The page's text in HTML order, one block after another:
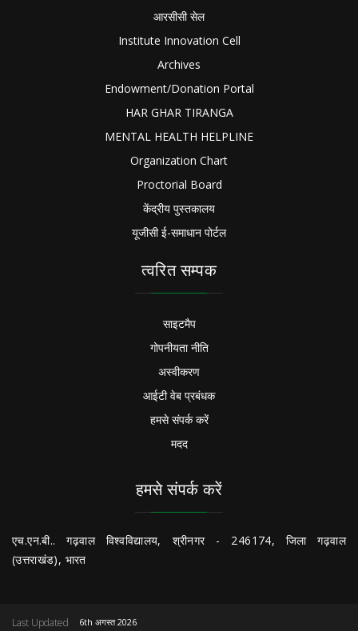
आरसीसी सेल
Institute Innovation Cell
Archives
Endowment/Donation Portal
HAR GHAR TIRANGA
MENTAL HEALTH HELPLINE
Organization Chart
Proctorial Board
केंद्रीय पुस्तकालय
यूजीसी ई-समाधान पोर्टल
त्वरित सम्पक
साइटमैप
गोपनीयता नीति
अस्वीकरण
आईटी वेब प्रबंधक
हमसे संपर्क करें
मदद
हमसे संपर्क करें
एच.एन.बी.. गढ़वाल विश्वविद्यालय, श्रीनगर - 246174, जिला गढ़वाल
(उत्तराखंड), भारत
Last Updated 6th अगस्त 2026